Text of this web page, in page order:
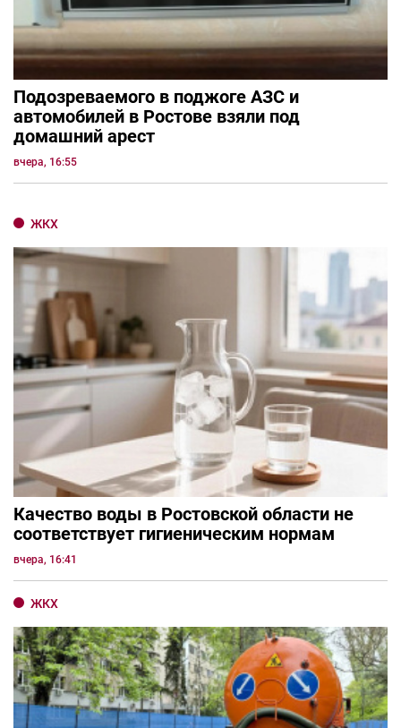
Подозреваемого в поджоге АЗС и
автомобилей в Ростове взяли под
домашний арест
вчера, 16:55
ЖКХ
Качество воды в Ростовской области не
соответствует гигиеническим нормам
вчера, 16:41
ЖКХ